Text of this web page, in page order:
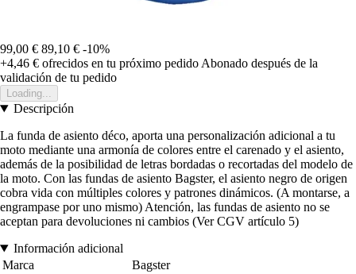
99,00 € 89,10 € -10%
+4,46 € ofrecidos en tu próximo pedido Abonado después de la
validación de tu pedido
Loading...
Descripción
La funda de asiento déco, aporta una personalización adicional a tu
moto mediante una armonía de colores entre el carenado y el asiento,
además de la posibilidad de letras bordadas o recortadas del modelo de
la moto. Con las fundas de asiento Bagster, el asiento negro de origen
cobra vida con múltiples colores y patrones dinámicos. (A montarse, a
engrampase por uno mismo) Atención, las fundas de asiento no se
aceptan para devoluciones ni cambios (Ver CGV artículo 5)
Información adicional
Marca
Bagster